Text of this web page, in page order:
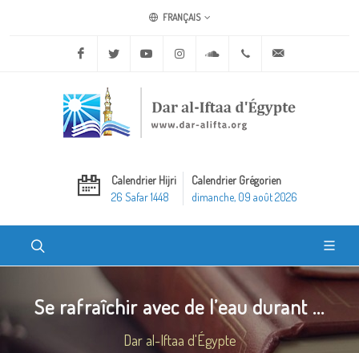
FRANÇAIS
Facebook Twitter Youtube Instagram Soundcloud+20 2 25970400
Calendrier Hijri
26 Safar 1448
Calendrier Grégorien
dimanche, 09 août 2026
Se rafraîchir avec de l’eau durant ...
Dar al-Iftaa d'Égypte